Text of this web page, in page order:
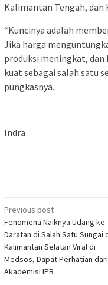
Kalimantan Tengah, dan
“Kuncinya adalah
Jika harga
produksi meningkat,
kuat sebagai salah satu
pungkasnya.
Indra
Post
navigation
Previous post
Fenomena Naiknya Udang ke
Daratan di Salah Satu Sungai
Kalimantan Selatan Viral di
Medsos, Dapat Perhatian dari
Akademisi IPB